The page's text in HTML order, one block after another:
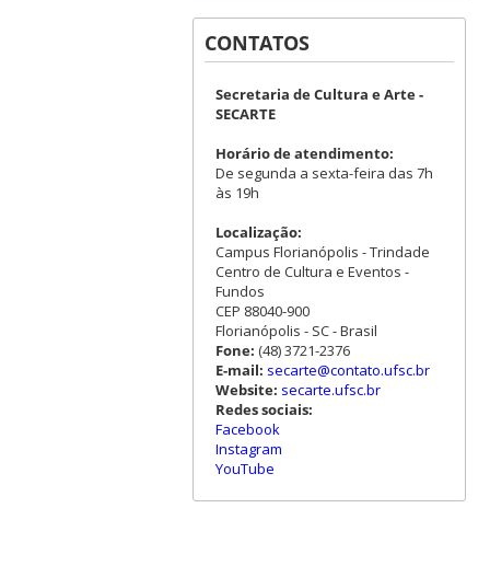
CONTATOS
Secretaria de Cultura e Arte -
SECARTE
Horário de atendimento:
De segunda a sexta-feira das 7h
às 19h
Localização:
Campus Florianópolis - Trindade
Centro de Cultura e Eventos -
Fundos
CEP 88040-900
Florianópolis - SC - Brasil
Fone: (48) 3721-2376
E-mail: secarte@contato.ufsc.br
Website: secarte.ufsc.br
Redes sociais:
Facebook
Instagram
YouTube